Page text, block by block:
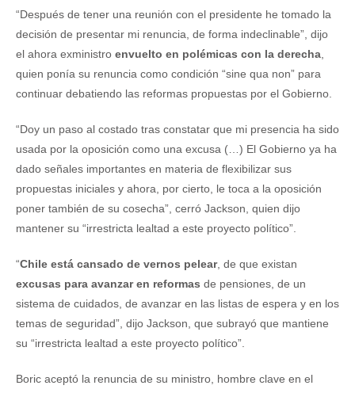
“Después de tener una reunión con el presidente he tomado la
decisión de presentar mi renuncia, de forma indeclinable”, dijo
el ahora exministro envuelto en polémicas con la derecha
quien ponía su renuncia como condición “sine qua non” para
continuar debatiendo las reformas propuestas por el Gobierno.
“Doy un paso al costado tras constatar que mi presencia ha sido
usada por la oposición como una excusa (…) El Gobierno ya ha
dado señales importantes en materia de flexibilizar sus
propuestas iniciales y ahora, por cierto, le toca a la oposición
poner también de su cosecha”, cerró Jackson, quien dijo
mantener su “irrestricta lealtad a este proyecto político”.
“Chile está cansado de vernos pelear, de que existan
excusas para avanzar en reformas de pensiones, de un
sistema de cuidados, de avanzar en las listas de espera y en los
temas de seguridad”, dijo Jackson, que subrayó que mantiene
su “irrestricta lealtad a este proyecto político”.
Boric aceptó la renuncia de su ministro, hombre clave en el